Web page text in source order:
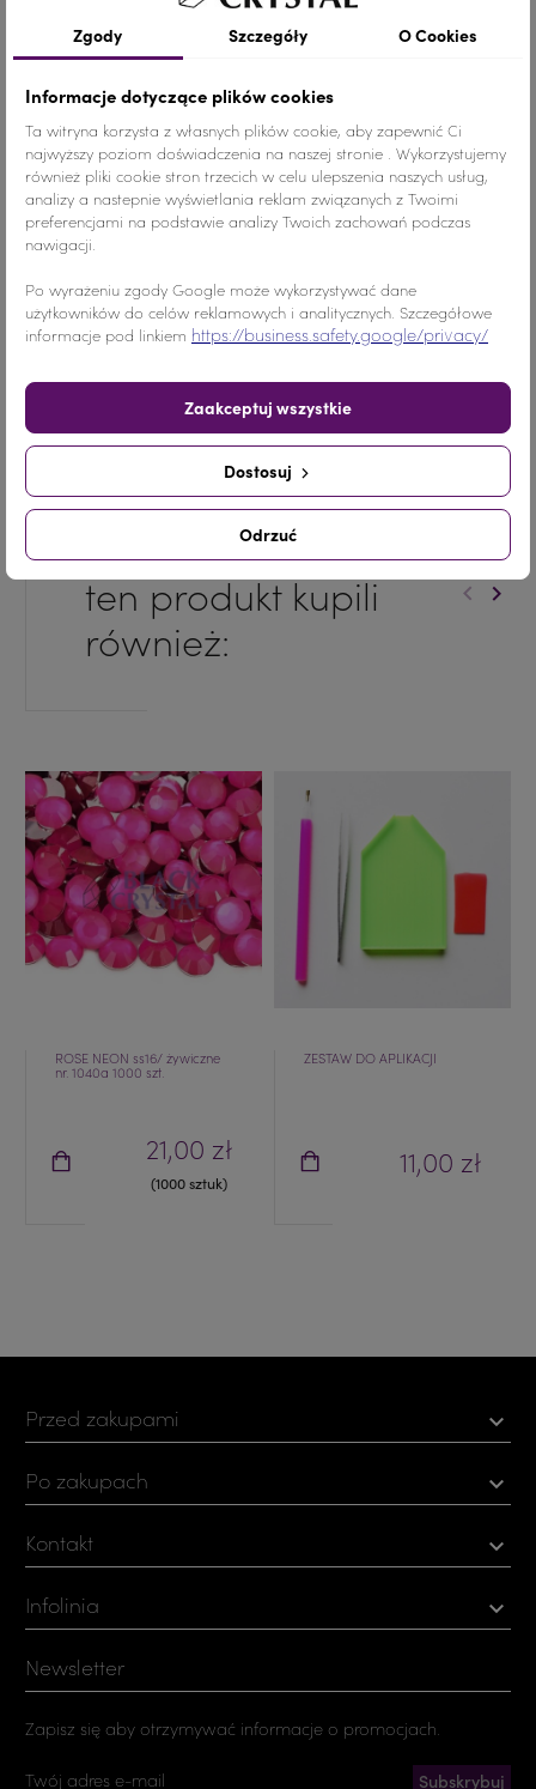
Dodaj do koszyka
Udostępnij
UdostępnijTweetujPinterest
Opis
Klienci którzy zakupili
ten produkt kupili
również:
keyboard_arrow_left keyboard_arrow_right
ROSE NEON ss16/ żywiczne
nr. 1040a 1000 szt.
21,00 zł
(1000 sztuk)
ZESTAW DO APLIKACJI
11,00 zł
Przed zakupami 
Po zakupach 
Kontakt 
Infolinia 
Zgody Szczegóły O Cookies
Informacje dotyczące plików cookies
Ta witryna korzysta z własnych plików cookie, aby zapewnić Ci
najwyższy poziom doświadczenia na naszej stronie . Wykorzystujemy
również pliki cookie stron trzecich w celu ulepszenia naszych usług,
analizy a nastepnie wyświetlania reklam związanych z Twoimi
preferencjami na podstawie analizy Twoich zachowań podczas
nawigacji.
Po wyrażeniu zgody Google może wykorzystywać dane
użytkowników do celów reklamowych i analitycznych. Szczegółowe
informacje pod linkiem https://business.safety.google/privacy/
Odrzuć
Dostosuj
Zaakceptuj wszystkie
Newsletter
Zapisz się aby otrzymywać informacje o promocjach.